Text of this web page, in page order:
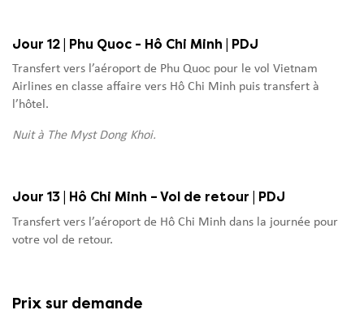
Jour 12 | Phu Quoc - Hô Chi Minh | PDJ
Transfert vers l’aéroport de Phu Quoc pour le vol Vietnam
Airlines en classe affaire vers Hô Chi Minh puis transfert à
l’hôtel.
Nuit à The Myst Dong Khoi.
Jour 13 | Hô Chi Minh – Vol de retour | PDJ
Transfert vers l’aéroport de Hô Chi Minh dans la journée pour
votre vol de retour.
Prix sur demande